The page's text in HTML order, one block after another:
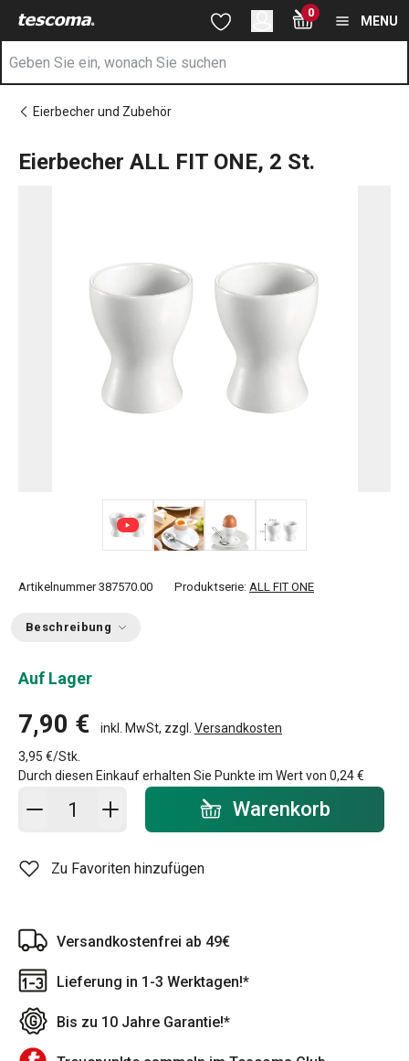
Sie befinden sich auf der Eierbecher ALL FIT ONE, 2 St. Seite
Zum Hauptinhalt springen
Zur Suche springen
Zur Navigation springen 0
MENU
Eierbecher und Zubehör
Eierbecher ALL FIT ONE, 2 St.
Artikelnummer 387570.00 Produktserie: ALL FIT ONE
Beschreibung
Auf Lager
7,90 € inkl. MwSt, zzgl. Versandkosten
3,95 €/Stk.
Durch diesen Einkauf erhalten Sie Punkte im Wert von 0,24 €
In den Warenkorb - Menge Warenkorb
Zu Favoriten hinzufügen
Versandkostenfrei ab 49€
Lieferung in 1-3 Werktagen!*
Bis zu 10 Jahre Garantie!*